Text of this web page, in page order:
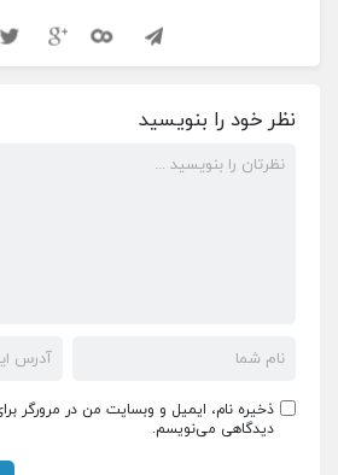
نظر خود را بنویسید
ذخیره نام، ایمیل و وبسایت من در مرورگر
دیدگاهی می‌نویسم.